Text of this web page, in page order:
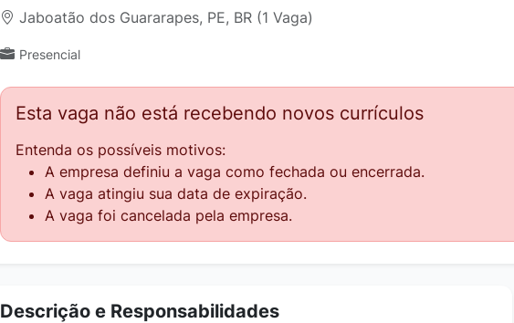
Jaboatão dos Guararapes, PE, BR (1 Vaga)
Presencial
Esta vaga não está recebendo novos currículos
Entenda os possíveis motivos:
A empresa definiu a vaga como fechada ou encerrada.
A vaga atingiu sua data de expiração.
A vaga foi cancelada pela empresa.
Descrição e Responsabilidades